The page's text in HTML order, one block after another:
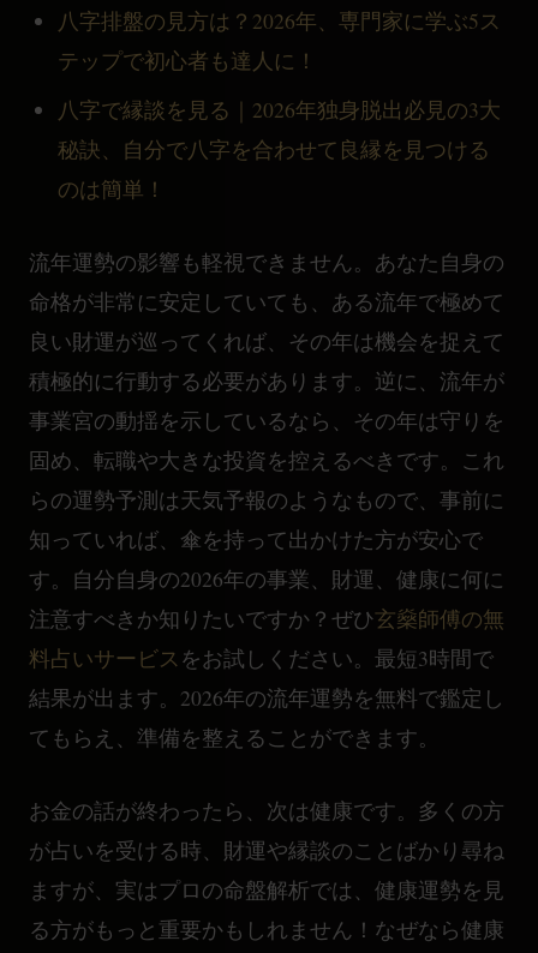
八字排盤の見方は？2026年、専門家に学ぶ5ス
テップで初心者も達人に！
八字で縁談を見る｜2026年独身脱出必見の3大
秘訣、自分で八字を合わせて良縁を見つける
のは簡単！
流年運勢の影響も軽視できません。あなた自身の
命格が非常に安定していても、ある流年で極めて
良い財運が巡ってくれば、その年は機会を捉えて
積極的に行動する必要があります。逆に、流年が
事業宮の動揺を示しているなら、その年は守りを
固め、転職や大きな投資を控えるべきです。これ
らの運勢予測は天気予報のようなもので、事前に
知っていれば、傘を持って出かけた方が安心で
す。自分自身の2026年の事業、財運、健康に何に
注意すべきか知りたいですか？ぜひ玄燊師傅の無
料占いサービスをお試しください。最短3時間で
結果が出ます。2026年の流年運勢を無料で鑑定し
てもらえ、準備を整えることができます。
お金の話が終わったら、次は健康です。多くの方
が占いを受ける時、財運や縁談のことばかり尋ね
ますが、実はプロの命盤解析では、健康運勢を見
る方がもっと重要かもしれません！なぜなら健康